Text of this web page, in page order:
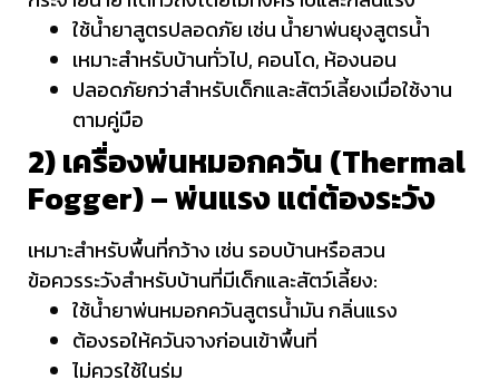
ใช้น้ำยาสูตรปลอดภัย เช่น น้ำยาพ่นยุงสูตรน้ำ
เหมาะสำหรับบ้านทั่วไป, คอนโด, ห้องนอน
ปลอดภัยกว่าสำหรับเด็กและสัตว์เลี้ยงเมื่อใช้งาน
ตามคู่มือ
2) เครื่องพ่นหมอกควัน (Thermal
Fogger) – พ่นแรง แต่ต้องระวัง
เหมาะสำหรับพื้นที่กว้าง เช่น รอบบ้านหรือสวน
ข้อควรระวังสำหรับบ้านที่มีเด็กและสัตว์เลี้ยง:
ใช้น้ำยาพ่นหมอกควันสูตรน้ำมัน กลิ่นแรง
ต้องรอให้ควันจางก่อนเข้าพื้นที่
ไม่ควรใช้ในร่ม